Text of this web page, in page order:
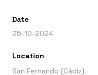
Date
25-10-2024
Location
San Fernando (Cádiz)